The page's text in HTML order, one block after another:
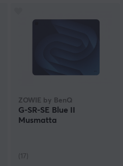
ZOWIE by BenQ
G-SR-SE Blue II
Musmatta
(17)